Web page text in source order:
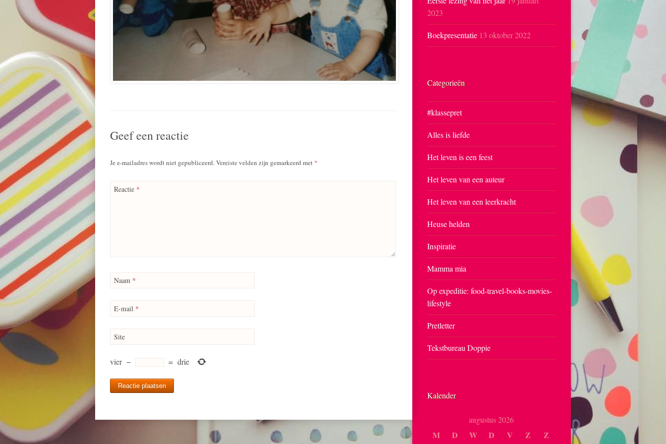
Geef een reactie
Je e-mailadres wordt niet gepubliceerd.Vereiste velden zijn gemarkeerd met *
Reactie *
Naam *
E-mail *
Site
vier − = drie
2023
Boekpresentatie 13 oktober 2022
Categorieën
#klassepret
Alles is liefde
Het leven is een feest
Het leven van een auteur
Het leven van een leerkracht
Heuse helden
Inspiratie
Mamma mia
Op expeditie: food-travel-books-movies-
lifestyle
Pretletter
Tekstbureau Doppie
Kalender
augustus 2026
M D W D V Z Z